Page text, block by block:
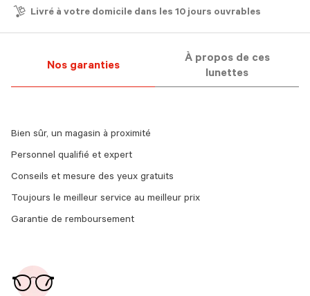
Livré à votre domicile dans les 10 jours ouvrables
Nos garanties
À propos de ces
lunettes
Bien sûr, un magasin à proximité
Personnel qualifié et expert
Conseils et mesure des yeux gratuits
Toujours le meilleur service au meilleur prix
Garantie de remboursement